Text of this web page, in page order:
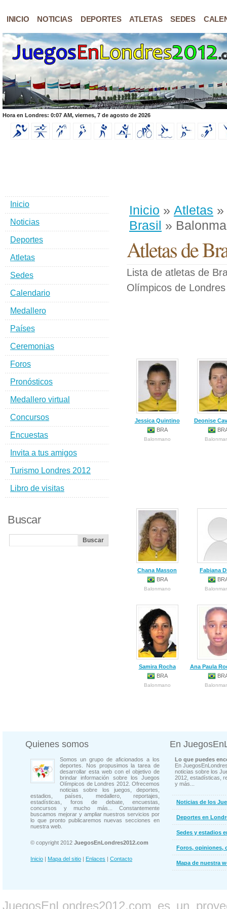
INICIO NOTICIAS DEPORTES ATLETAS SEDES
Hora en Londres: 0:07 AM, viernes, 7 de agosto de 2026
Inicio » Atletas »
Brasil »
Atletas de
Lista de atletas de
Olímpicos de
Jessica Quintino
BRA
Balonmano
Deonise
Chana Masson
BRA
Balonmano
Fabiana
Samira Rocha
BRA
Balonmano
Ana Paula
Inicio
Noticias
Deportes
Atletas
Sedes
Calendario
Medallero
Países
Ceremonias
Foros
Pronósticos
Medallero virtual
Concursos
Encuestas
Invita a tus amigos
Turismo Londres 2012
Libro de visitas
Buscar
Quienes somos
Somos un grupo de aficionados a los
deportes. Nos propusimos la tarea de
desarrollar esta web con el objetivo de
brindar información sobre los Juegos
Olímpicos de Londres 2012. Ofrecemos
noticias sobre los juegos, deportes,
estadios, países, medallero, reportajes,
estadísticas, foros de debate, encuestas,
concursos y mucho más... Constantemente
buscamos mejorar y ampliar nuestros servicios por
lo que pronto publicaremos nuevas secciones en
nuestra web.
© copyright 2012 JuegosEnLondres2012.com
Inicio | Mapa del sitio | Enlaces | Contacto
En
Lo que puedes
En
noticias sobre los
2012, estadísticas,
y más...
Noticias de los
Deportes en
Sedes y estadios
Foros, opiniones,
Mapa de nuestra
JuegosEnLondres2012.com es un